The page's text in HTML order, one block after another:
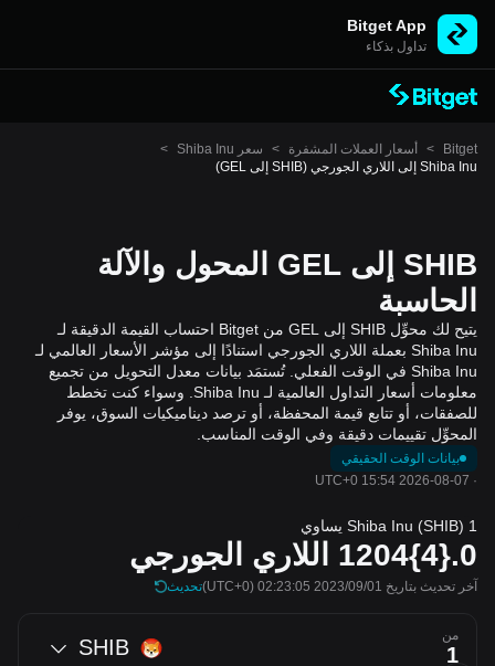
Bitget App
تداول بذكاء
Bitget
> أسعار العملات المشفرة > سعر Shiba Inu
>
Shiba Inu إلى اللاري الجورجي (SHIB إلى GEL)
SHIB إلى GEL المحول والآلة
الحاسبة
يتيح لك محوِّل SHIB إلى GEL من Bitget احتساب القيمة الدقيقة لـ
Shiba Inu بعملة اللاري الجورجي استنادًا إلى مؤشر الأسعار العالمي لـ
Shiba Inu في الوقت الفعلي. تُستمَد بيانات معدل التحويل من تجميع
معلومات أسعار التداول العالمية لـ Shiba Inu. وسواء كنت تخطط
للصفقات، أو تتابع قيمة المحفظة، أو ترصد ديناميكيات السوق، يوفر
المحوِّل تقييمات دقيقة وفي الوقت المناسب.
بيانات الوقت الحقيقي
·
2026-08-07 15:54 UTC+0
1 Shiba Inu (SHIB) يساوي
0.{4}1204 اللاري الجورجي
آخر تحديث بتاريخ 2023/09/01 02:23:05 (UTC+0) تحديث
من SHIB